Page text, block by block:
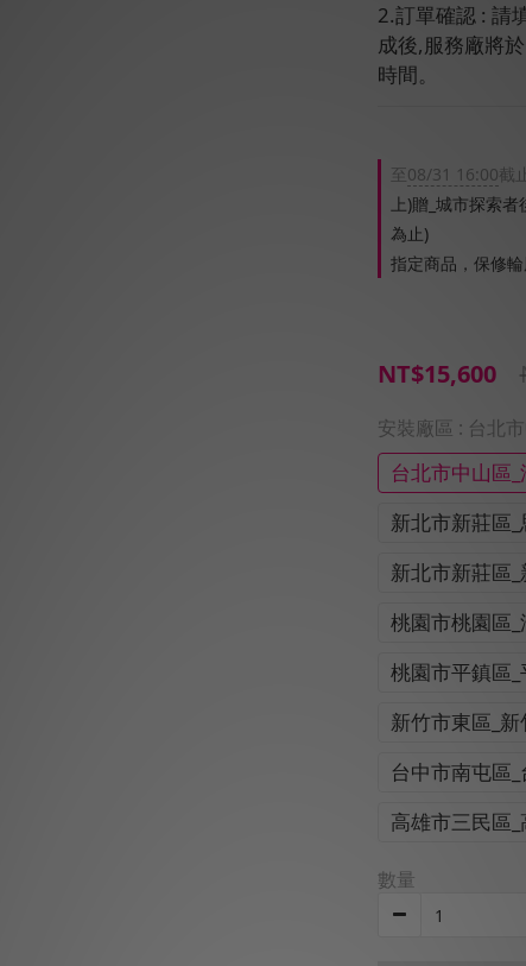
2.訂單確認 : 請
成後,服務廠將
時間。
至08/31 16:00截止
上)贈_城市探索
為止)
指定商品，保修
NT$15,600
安裝廠區 : 台北
台北市中山區
新北市新莊區
新北市新莊區
桃園市桃園區_
桃園市平鎮區
新竹市東區_
台中市南屯區
高雄市三民區
數量